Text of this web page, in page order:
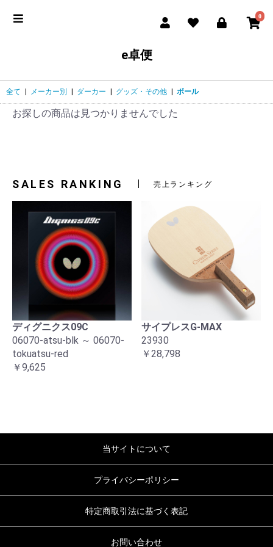
0
e卓便
全て メーカー別 ダーカー グッズ・その他 ボール
お探しの商品は見つかりませんでした
SALES RANKING 売上ランキング
ディグニクス09C
06070-atsu-blk ～ 06070-
tokuatsu-red
￥9,625
サイプレスG-MAX
23930
￥28,798
当サイトについて
プライバシーポリシー
特定商取引法に基づく表記
お問い合わせ